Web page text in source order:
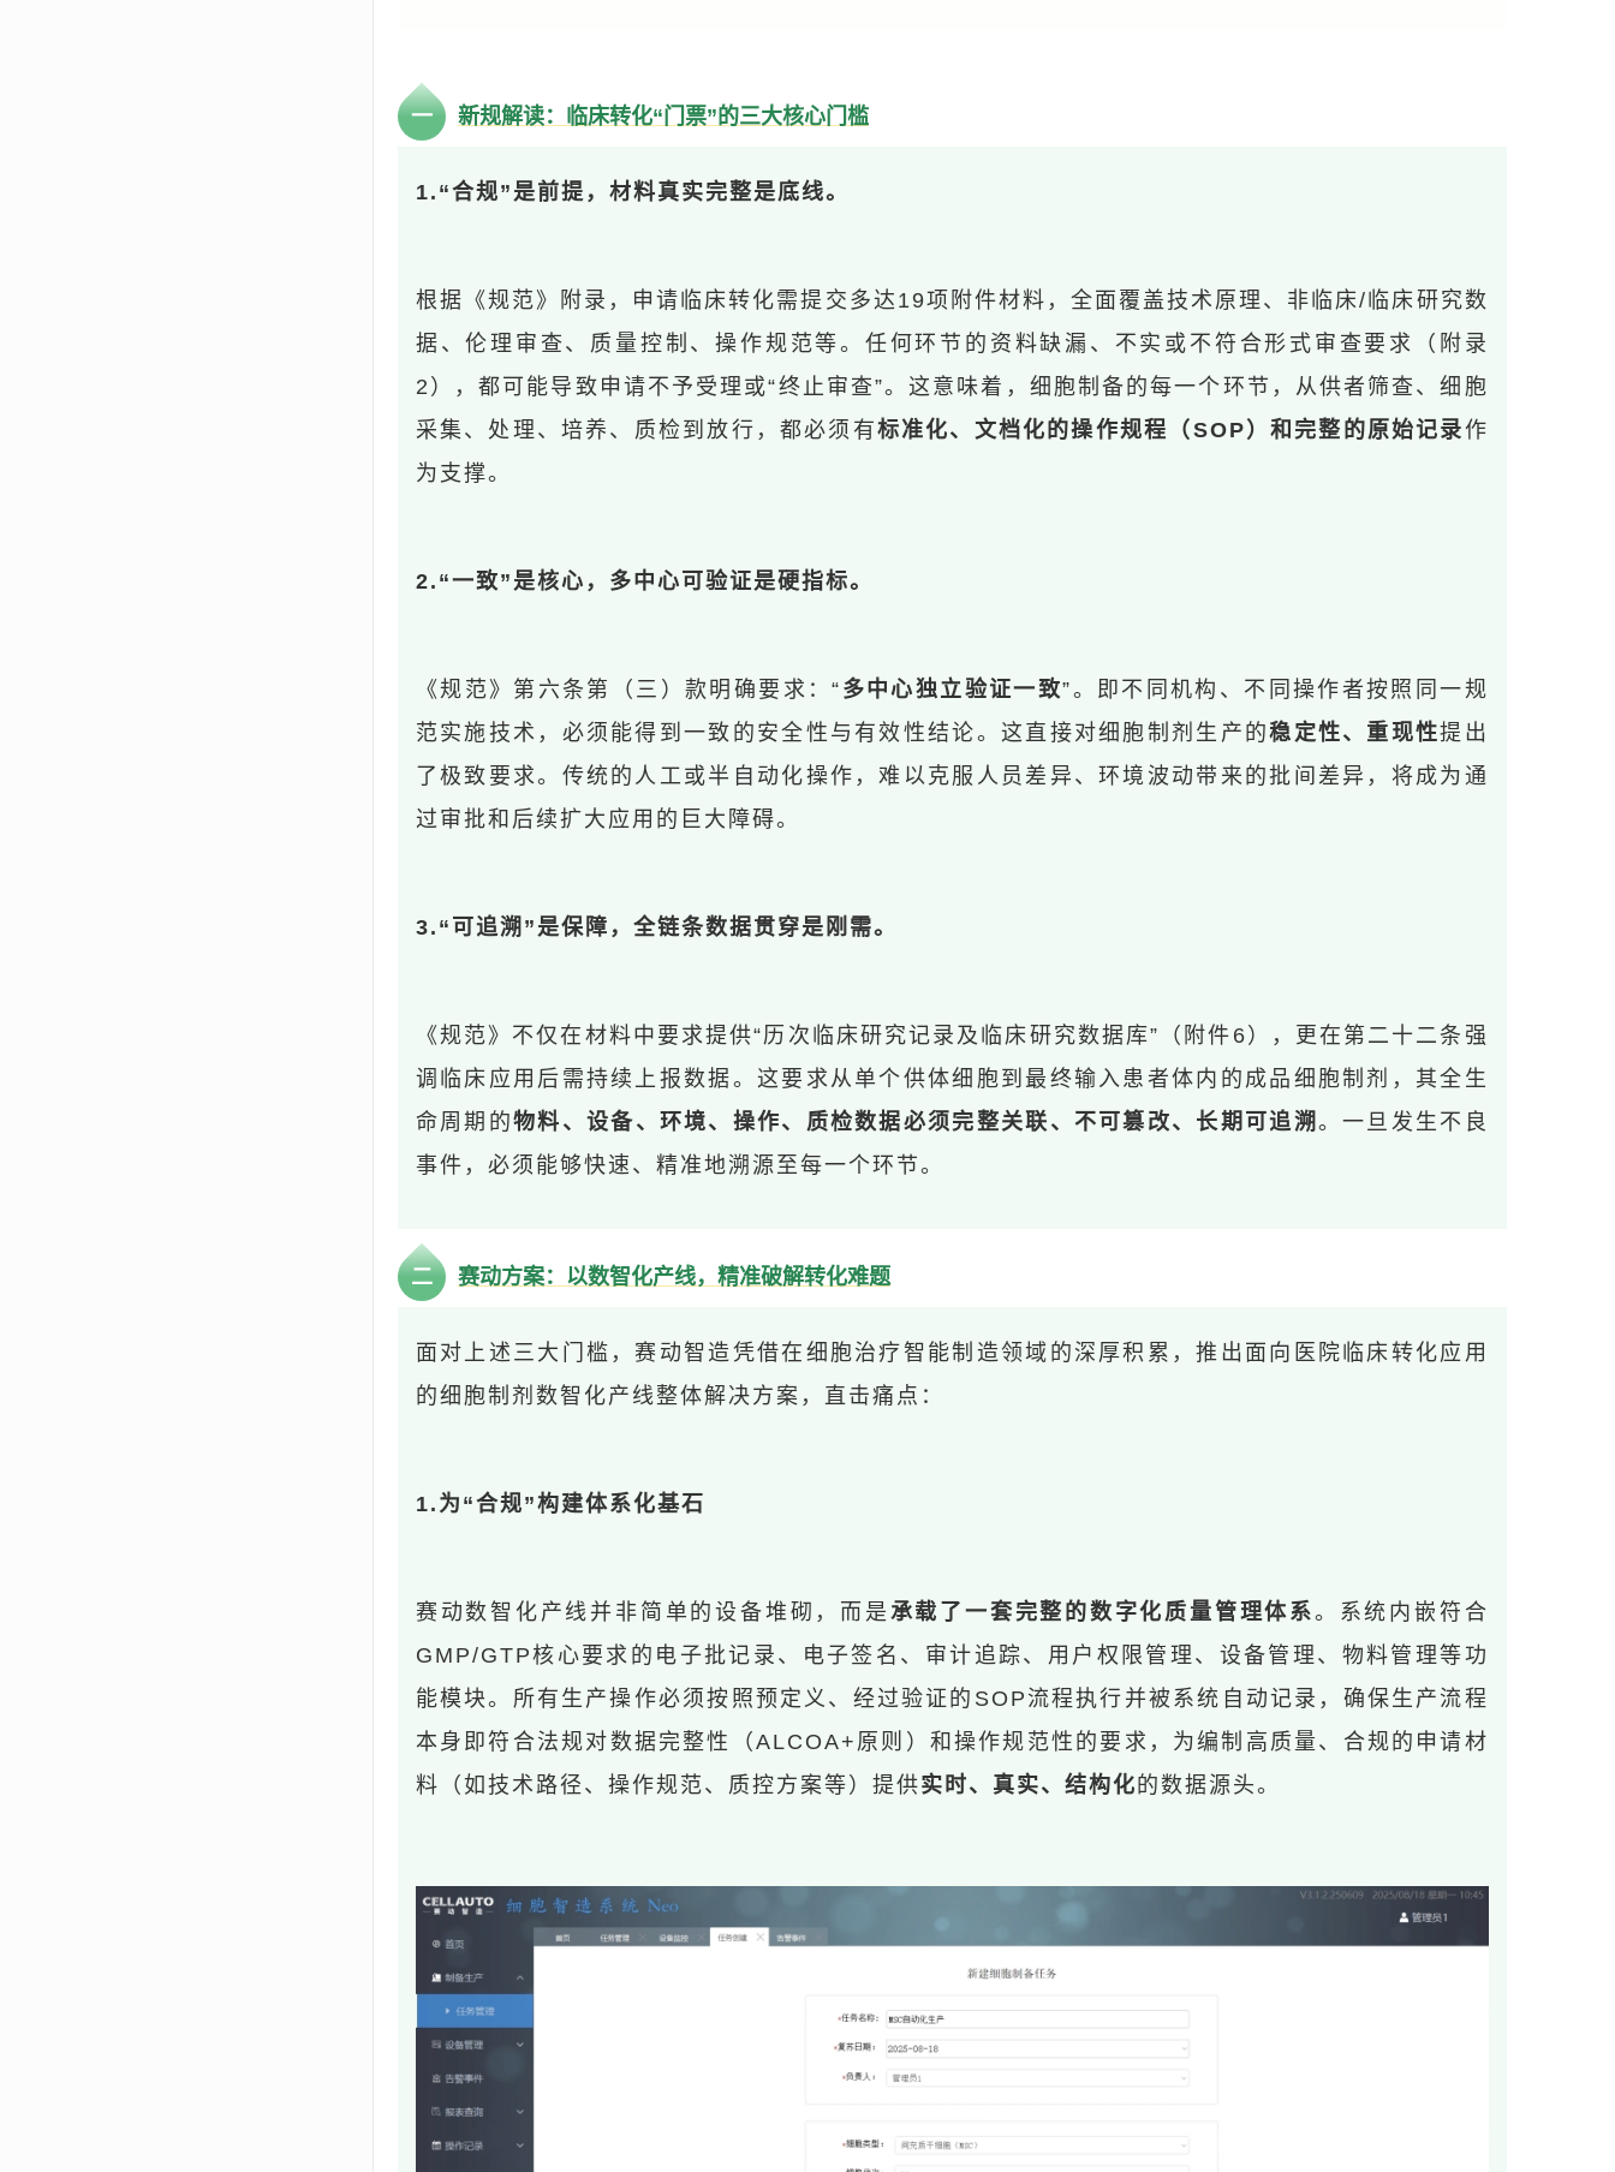
一 新规解读：临床转化“门票”的三大核心门槛
1.“合规”是前提，材料真实完整是底线。
根据《规范》附录，申请临床转化需提交多达19项附件材料，全面覆盖技术原理、非临床/临床研究数
据、伦理审查、质量控制、操作规范等。任何环节的资料缺漏、不实或不符合形式审查要求（附录
2），都可能导致申请不予受理或“终止审查”。这意味着，细胞制备的每一个环节，从供者筛查、细胞
采集、处理、培养、质检到放行，都必须有标准化、文档化的操作规程（ SOP）和完整的原始记录作
为支撑。
2.“一致”是核心，多中心可验证是硬指标。
《规范》第六条第（三）款明确要求：“ 多中心独立验证一致”。即不同机构、不同操作者按照同一规
范实施技术，必须能得到一致的安全性与有效性结论。这直接对细胞制剂生产的稳定性、重现性提出
了极致要求。传统的人工或半自动化操作，难以克服人员差异、环境波动带来的批间差异，将成为通
过审批和后续扩大应用的巨大障碍。
3.“可追溯”是保障，全链条数据贯穿是刚需。
《规范》不仅在材料中要求提供“历次临床研究记录及临床研究数据库”（附件6），更在第二十二条强
调临床应用后需持续上报数据。这要求从单个供体细胞到最终输入患者体内的成品细胞制剂，其全生
命周期的物料、设备、环境、操作、质检数据必须完整关联、不可篡改、长期可追溯 。一旦发生不良
事件，必须能够快速、精准地溯源至每一个环节。
二 赛动方案：以数智化产线，精准破解转化难题
面对上述三大门槛，赛动智造凭借在细胞治疗智能制造领域的深厚积累，推出面向医院临床转化应用
的细胞制剂数智化产线整体解决方案，直击痛点：
1.为“合规”构建体系化基石
赛动数智化产线并非简单的设备堆砌，而是 承载了一套完整的数字化质量管理体系。系统内嵌符合
GMP/GTP核心要求的电子批记录、电子签名、审计追踪、用户权限管理、设备管理、物料管理等功
能模块。所有生产操作必须按照预定义、经过验证的SOP流程执行并被系统自动记录，确保生产流程
本身即符合法规对数据完整性（ALCOA+原则 ）和操作规范性的要求，为编制高质量、合规的申请材
料（如技术路径、操作规范、质控方案等）提供实时、真实、结构化的数据源头。